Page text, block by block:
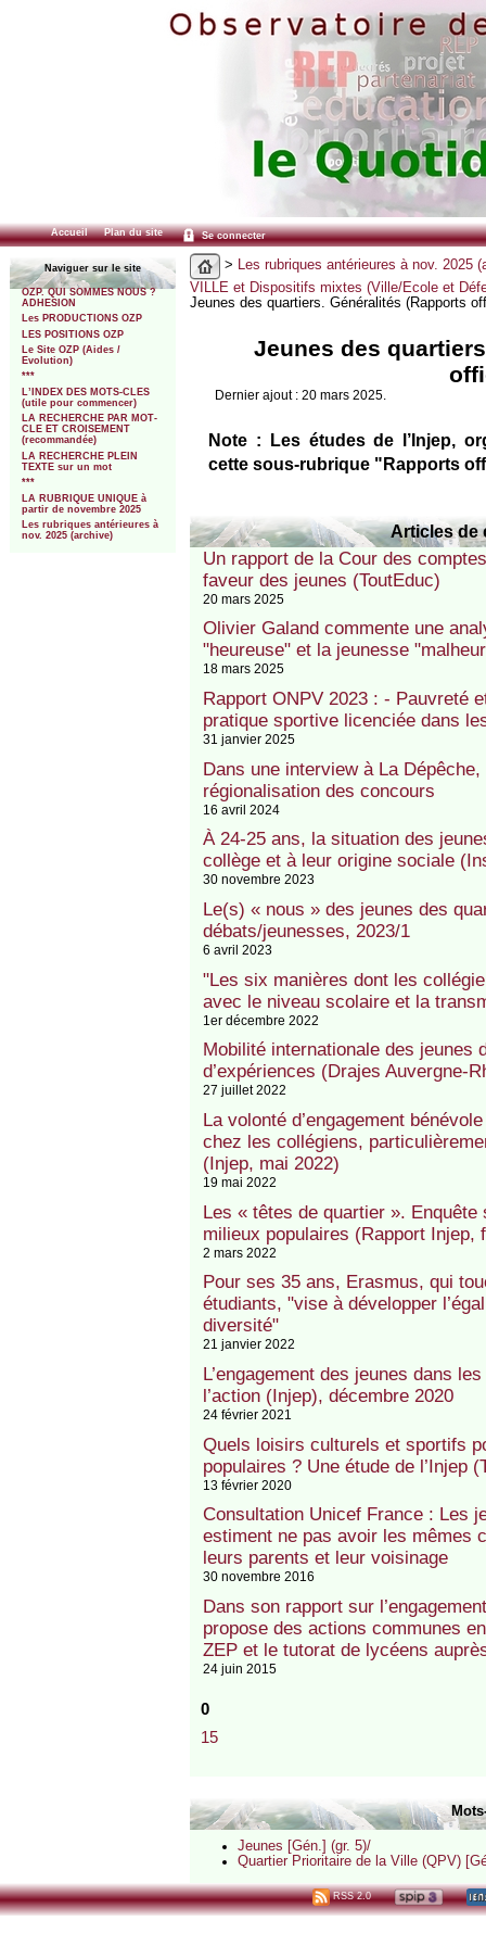
Accueil Plan du site Se connecter
Naviguer sur le site
OZP. QUI SOMMES NOUS ?
ADHESION
Les PRODUCTIONS OZP
LES POSITIONS OZP
Le Site OZP (Aides /
Evolution)
***
L’INDEX DES MOTS-CLES
(utile pour commencer)
LA RECHERCHE PAR MOT-
CLE ET CROISEMENT
(recommandée)
LA RECHERCHE PLEIN
TEXTE sur un mot
***
LA RUBRIQUE UNIQUE à
partir de novembre 2025
Les rubriques antérieures à
nov. 2025 (archive)
> Les rubriques antérieures à nov. 2025
VILLE et Dispositifs mixtes (Ville/Ecole et
Jeunes des quartiers. Généralités (Rapports
Jeunes des
Dernier ajout : 20 mars 2025.
Note : Les études de l’Injep,
cette sous-rubrique "Rapports
Articles de
Un rapport de la Cour des
faveur des jeunes (ToutEduc)
20 mars 2025
Olivier Galand commente une
"heureuse" et la jeunesse
18 mars 2025
Rapport ONPV 2023 : - Pauvreté
pratique sportive licenciée dans
31 janvier 2025
Dans une interview à La
régionalisation des concours
16 avril 2024
À 24-25 ans, la situation des
collège et à leur origine sociale
30 novembre 2023
Le(s) « nous » des jeunes des
débats/jeunesses, 2023/1
6 avril 2023
"Les six manières dont les
avec le niveau scolaire et la
1er décembre 2022
Mobilité internationale des jeunes
d’expériences (Drajes Auvergne-
27 juillet 2022
La volonté d’engagement
chez les collégiens,
(Injep, mai 2022)
19 mai 2022
Les « têtes de quartier ».
milieux populaires (Rapport Injep,
2 mars 2022
Pour ses 35 ans, Erasmus, qui
étudiants, "vise à développer
diversité"
21 janvier 2022
L’engagement des jeunes dans
l’action (Injep), décembre 2020
24 février 2021
Quels loisirs culturels et sportifs
populaires ? Une étude de l’Injep
13 février 2020
Consultation Unicef France : Les
estiment ne pas avoir les mêmes
leurs parents et leur voisinage
30 novembre 2016
Dans son rapport sur
propose des actions communes
ZEP et le tutorat de lycéens
24 juin 2015
0
15
Jeunes [Gén.] (gr. 5)/
Quartier Prioritaire de la Ville (QPV)
RSS 2.0